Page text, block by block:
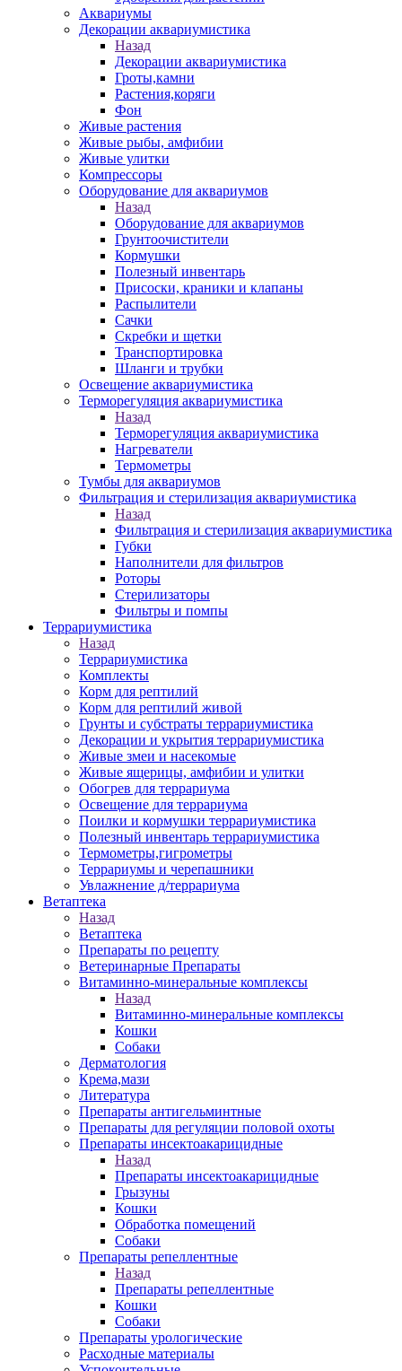
Аквариумы
Декорации аквариумистика
Назад
Декорации аквариумистика
Гроты,камни
Растения,коряги
Фон
Живые растения
Живые рыбы, амфибии
Живые улитки
Компрессоры
Оборудование для аквариумов
Назад
Оборудование для аквариумов
Грунтоочистители
Кормушки
Полезный инвентарь
Присоски, краники и клапаны
Распылители
Сачки
Скребки и щетки
Транспортировка
Шланги и трубки
Освещение аквариумистика
Терморегуляция аквариумистика
Назад
Терморегуляция аквариумистика
Нагреватели
Термометры
Тумбы для аквариумов
Фильтрация и стерилизация аквариумистика
Назад
Фильтрация и стерилизация аквариумистика
Губки
Наполнители для фильтров
Роторы
Стерилизаторы
Фильтры и помпы
Террариумистика
Назад
Террариумистика
Комплекты
Корм для рептилий
Корм для рептилий живой
Грунты и субстраты террариумистика
Декорации и укрытия террариумистика
Живые змеи и насекомые
Живые ящерицы, амфибии и улитки
Обогрев для террариума
Освещение для террариума
Поилки и кормушки террариумистика
Полезный инвентарь террариумистика
Термометры,гигрометры
Террариумы и черепашники
Увлажнение д/террариума
Ветаптека
Назад
Ветаптека
Препараты по рецепту
Ветеринарные Препараты
Витаминно-минеральные комплексы
Назад
Витаминно-минеральные комплексы
Кошки
Собаки
Дерматология
Крема,мази
Литература
Препараты антигельминтные
Препараты для регуляции половой охоты
Препараты инсектоакарицидные
Назад
Препараты инсектоакарицидные
Грызуны
Кошки
Обработка помещений
Собаки
Препараты репеллентные
Назад
Препараты репеллентные
Кошки
Собаки
Препараты урологические
Расходные материалы